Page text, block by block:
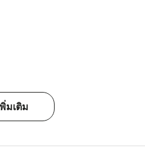
มเติม